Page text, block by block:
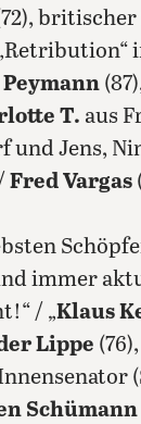
britischer
T. aus
und Jens,
Fred Vargas
immer
/ „Klaus
Lippe
Schümann